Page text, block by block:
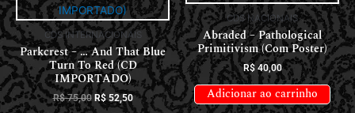
CDS INTERNACIONAIS
Parkcrest – … And That Blue
Turn To Red (CD
IMPORTADO)
R$75,00 R$52,50
CDS NACIONAIS
Abraded – Pathological
Primitivism (Com Poster)
R$40,00
Adicionar ao carrinho